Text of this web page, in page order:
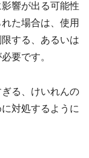
響が出る可能性
た場合は、使用
する、あるいは
要です。
る、けいれんの
対処するように